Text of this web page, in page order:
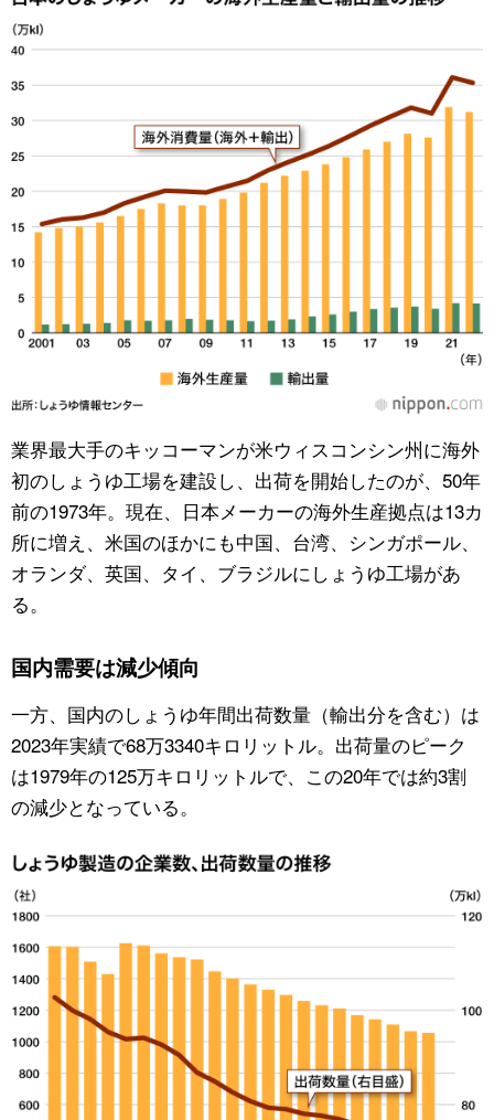
業界最大手のキッコーマンが米ウィスコンシン州に海外
初のしょうゆ工場を建設し、出荷を開始したのが、50年
前の1973年。現在、日本メーカーの海外生産拠点は13カ
所に増え、米国のほかにも中国、台湾、シンガポール、
オランダ、英国、タイ、ブラジルにしょうゆ工場があ
る。
国内需要は減少傾向
一方、国内のしょうゆ年間出荷数量（輸出分を含む）は
2023年実績で68万3340キロリットル。出荷量のピーク
は1979年の125万キロリットルで、この20年では約3割
の減少となっている。